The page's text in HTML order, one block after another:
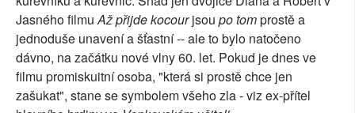
Jasného filmuAž přijde kocourjsou po tomprostě a
jednoduše unavení a šťastní -- ale to bylo natočeno
dávno, na začátku nové vlny 60. let. Pokud je dnes ve
filmu promiskuitní osoba, "která si prostě chce jen
zašukat", stane se symbolem všeho zla - viz ex-přítel